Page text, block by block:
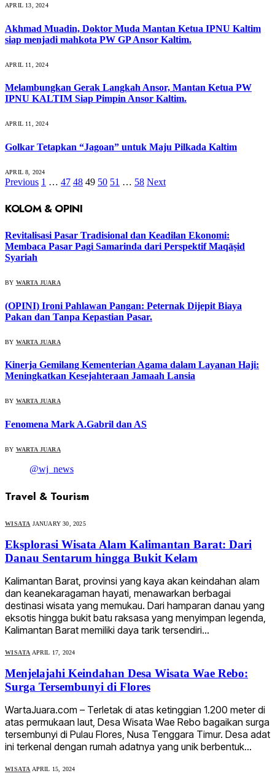
APRIL 13, 2024
Akhmad Muadin, Doktor Muda Mantan Ketua IPNU Kaltim
siap menjadi mahkota PW GP Ansor Kaltim.
APRIL 11, 2024
Melambungkan Gerak Langkah Ansor, Mantan Ketua PW
IPNU KALTIM Siap Pimpin Ansor Kaltim.
APRIL 11, 2024
Golkar Tetapkan “Jagoan” untuk Maju Pilkada Kaltim
APRIL 8, 2024
Previous 1 … 47 48 49 50 51 … 58 Next
KOLOM & OPINI
Revitalisasi Pasar Tradisional dan Keadilan Ekonomi:
Membaca Pasar Pagi Samarinda dari Perspektif Maqāṣid
Syariah
BY WARTA JUARA
(OPINI) Ironi Pahlawan Pangan: Peternak Dijepit Biaya
Pakan dan Tanpa Kepastian Pasar.
BY WARTA JUARA
Kinerja Gemilang Kementerian Agama dalam Layanan Haji:
Meningkatkan Kesejahteraan Jamaah Lansia
BY WARTA JUARA
Fenomena Mark A.Gabril dan AS
BY WARTA JUARA
@wj_news
Travel & Tourism
WISATA JANUARY 30, 2025
Eksplorasi Wisata Alam Kalimantan Barat: Dari
Danau Sentarum hingga Bukit Kelam
Kalimantan Barat, provinsi yang kaya akan keindahan alam
dan keanekaragaman hayati, menawarkan berbagai
destinasi wisata yang memukau. Dari hamparan danau yang
eksotis hingga bukit batu raksasa yang menyimpan legenda,
Kalimantan Barat memiliki daya tarik tersendiri…
WISATA APRIL 17, 2024
Menjelajahi Keindahan Desa Wisata Wae Rebo:
Surga Tersembunyi di Flores
WartaJuara.com – Terletak di atas ketinggian 1.200 meter di
atas permukaan laut, Desa Wisata Wae Rebo bagaikan surga
tersembunyi di Pulau Flores, Nusa Tenggara Timur. Desa adat
ini terkenal dengan rumah adatnya yang unik berbentuk…
WISATA APRIL 15, 2024